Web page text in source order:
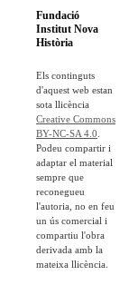
Fundació
Institut Nova
Història
Els continguts
d'aquest web estan
sota llicència
Creative Commons
BY-NC-SA 4.0
Podeu compartir i
adaptar el material
sempre que
reconegueu
l'autoria, no en feu
un ús comercial i
compartiu l'obra
derivada amb la
mateixa llicència.